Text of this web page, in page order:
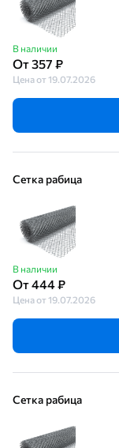
В наличии
От 357 ₽
Цена от 19.07.2026
Сетка рабица
В наличии
От 444 ₽
Цена от 19.07.2026
Сетка рабица